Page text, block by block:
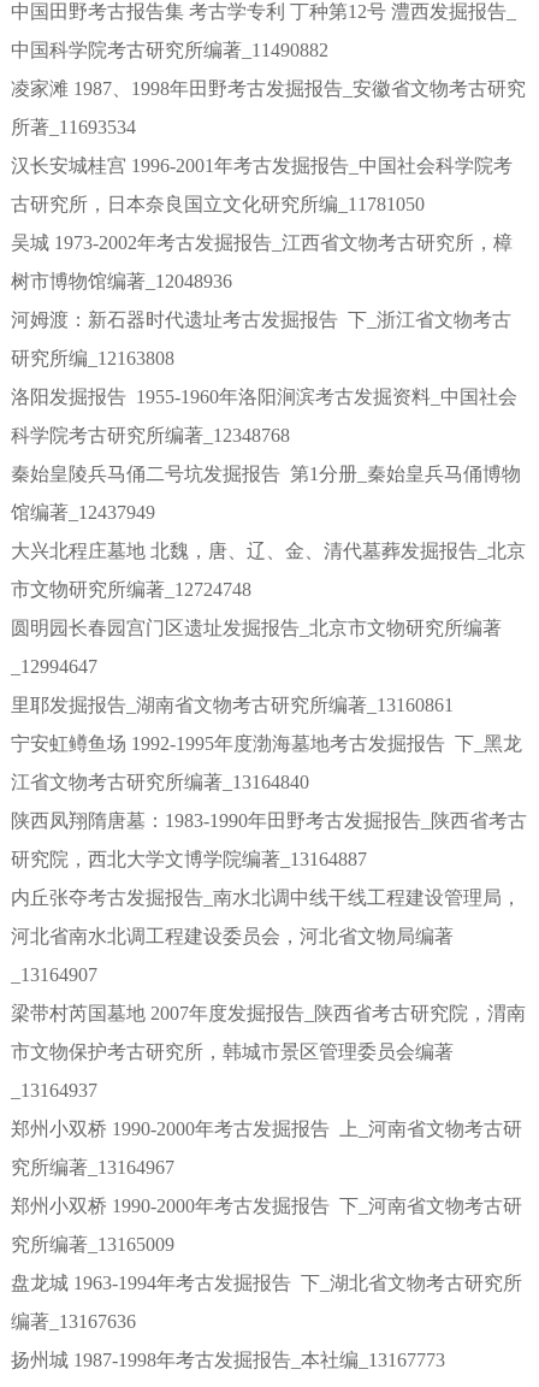
中国田野考古报告集 考古学专利 丁种第12号 澧西发掘报告_
中国科学院考古研究所编著_11490882
凌家滩 1987、1998年田野考古发掘报告_安徽省文物考古研究
所著_11693534
汉长安城桂宫 1996-2001年考古发掘报告_中国社会科学院考
古研究所，日本奈良国立文化研究所编_11781050
吴城 1973-2002年考古发掘报告_江西省文物考古研究所，樟
树市博物馆编著_12048936
河姆渡：新石器时代遗址考古发掘报告 下_浙江省文物考古
研究所编_12163808
洛阳发掘报告 1955-1960年洛阳涧滨考古发掘资料_中国社会
科学院考古研究所编著_12348768
秦始皇陵兵马俑二号坑发掘报告 第1分册_秦始皇兵马俑博物
馆编著_12437949
大兴北程庄墓地 北魏，唐、辽、金、清代墓葬发掘报告_北京
市文物研究所编著_12724748
圆明园长春园宫门区遗址发掘报告_北京市文物研究所编著
_12994647
里耶发掘报告_湖南省文物考古研究所编著_13160861
宁安虹鳟鱼场 1992-1995年度渤海墓地考古发掘报告 下_黑龙
江省文物考古研究所编著_13164840
陕西凤翔隋唐墓：1983-1990年田野考古发掘报告_陕西省考古
研究院，西北大学文博学院编著_13164887
内丘张夺考古发掘报告_南水北调中线干线工程建设管理局，
河北省南水北调工程建设委员会，河北省文物局编著
_13164907
梁带村芮国墓地 2007年度发掘报告_陕西省考古研究院，渭南
市文物保护考古研究所，韩城市景区管理委员会编著
_13164937
郑州小双桥 1990-2000年考古发掘报告 上_河南省文物考古研
究所编著_13164967
郑州小双桥 1990-2000年考古发掘报告 下_河南省文物考古研
究所编著_13165009
盘龙城 1963-1994年考古发掘报告 下_湖北省文物考古研究所
编著_13167636
扬州城 1987-1998年考古发掘报告_本社编_13167773